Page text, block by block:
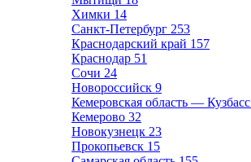
Химки 14
Санкт-Петербург 253
Краснодарский край 157
Краснодар 51
Сочи 24
Новороссийск 9
Кемеровская область — Кузбасс
Кемерово 32
Новокузнецк 23
Прокопьевск 15